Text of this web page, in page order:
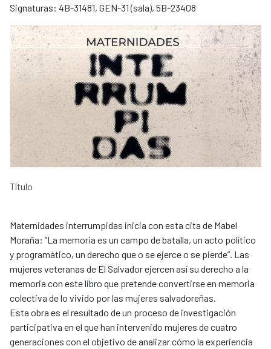
Signaturas: 4B-31481, GEN-31 (sala), 5B-23408
Título
Maternidades interrumpidas inicia con esta cita de Mabel
Moraña: “La memoria es un campo de batalla, un acto político
y programático, un derecho que o se ejerce o se pierde”. Las
mujeres veteranas de El Salvador ejercen así su derecho a la
memoria con este libro que pretende convertirse en memoria
colectiva de lo vivido por las mujeres salvadoreñas.
Esta obra es el resultado de un proceso de investigación
participativa en el que han intervenido mujeres de cuatro
generaciones con el objetivo de analizar cómo la experiencia